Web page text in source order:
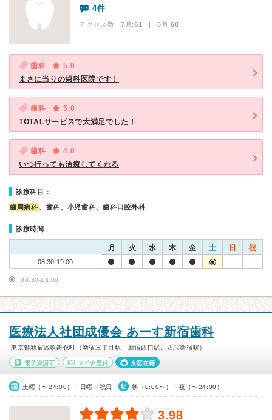
4件
アクセス数 7月:61 | 6月:60
歯科
5.0
まさに当りの歯科医院です！
歯科
5.0
TOTALサービスで大満足でした！
歯科
4.0
いつ行っても治療してくれる
診療科目：
歯周病科 、歯科、小児歯科、歯科口腔外科
診療時間
月 火 水 木 金 土 日 祝
08:30-19:00
08:30-13:00
医療法人社団成優会 あーす新宿歯科
東京都新宿区歌舞伎町（新宿三丁目駅、新宿西口駅、西武新宿駅）
電子決済可 マイナ受付 女医在籍
土曜（〜24:00）・日曜・祝日 朝（0:00〜）・夜（〜24:00）
3.98